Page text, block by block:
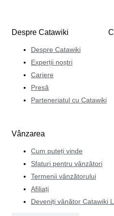
Despre Catawiki
Despre Catawiki
Experții noștri
Cariere
Presă
Parteneriatul cu Catawiki
Vânzarea
Cum puteți vinde
Sfaturi pentru vânzători
Termenii vânzătorului
Afiliați
Deveniți vânător Catawiki